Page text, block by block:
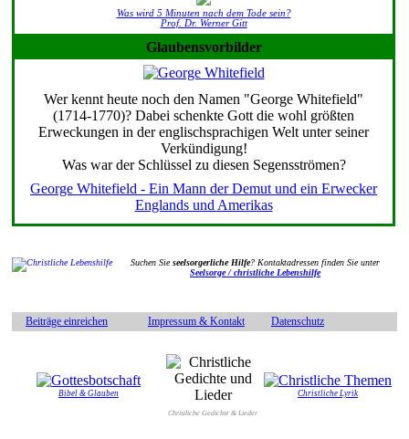
Was wird 5 Minuten nach dem Tode sein?
Prof. Dr. Werner Gitt
Glaubensvorbilder
Wer kennt heute noch den Namen "George Whitefield"
(1714-1770)? Dabei schenkte Gott die wohl größten
Erweckungen in der englischsprachigen Welt unter seiner
Verkündigung!
Was war der Schlüssel zu diesen Segensströmen?
George Whitefield - Ein Mann der Demut und ein Erwecker
Englands und Amerikas
Suchen Sieseelsorgerliche Hilfe? Kontaktadressen finden Sie unter
Seelsorge / christliche Lebenshilfe
Beiträge einreichen Impressum & Kontakt Datenschutz
Bibel & Glauben
Christliche Gedichte & Lieder
Christliche Lyrik